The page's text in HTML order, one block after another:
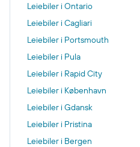
Leiebiler i Ontario
Leiebiler i Cagliari
Leiebiler i Portsmouth
Leiebiler i Pula
Leiebiler i Rapid City
Leiebiler i København
Leiebiler i Gdansk
Leiebiler i Pristina
Leiebiler i Bergen